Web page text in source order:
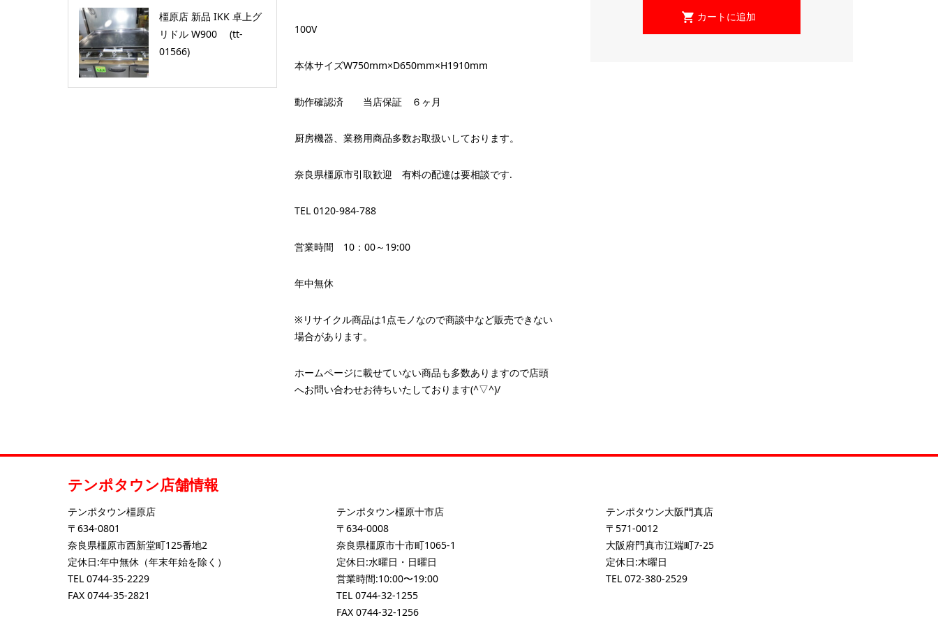
100V
本体サイズW750mm×D650mm×H1910mm
動作確認済 当店保証 ６ヶ月
厨房機器、業務用商品多数お取扱いしております。
奈良県橿原市引取歓迎 有料の配達は要相談です.
TEL 0120-984-788
営業時間 10：00～19:00
年中無休
※リサイクル商品は1点モノなので商談中など販売できない
場合があります。
ホームページに載せていない商品も多数ありますので店頭
へお問い合わせお待ちいたしております(^▽^)/
橿原店 新品 IKK 卓上グ
リドル W900 (tt-
01566)
テンポタウン店舗情報
テンポタウン橿原店
〒634-0801
奈良県橿原市西新堂町125番地2
定休日:年中無休（年末年始を除く）
TEL 0744-35-2229
FAX 0744-35-2821
テンポタウン橿原十市店
〒634-0008
奈良県橿原市十市町1065-1
定休日:水曜日・日曜日
営業時間:10:00〜19:00
TEL0744-32-1255
FAX 0744-32-1256
テンポタウン大阪門真店
〒571-0012
大阪府門真市江端町7-25
定休日:木曜日
TEL 072-380-2529